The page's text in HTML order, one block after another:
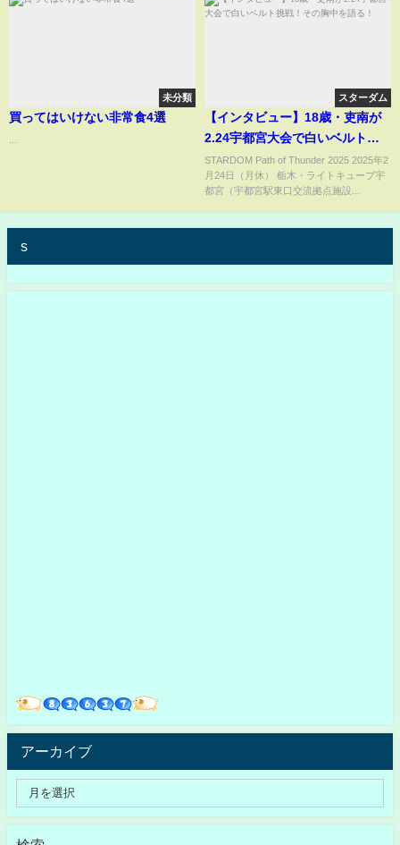
未分類
買ってはいけない非常食4選
スターダム
【インタビュー】18歳・吏南が
2.24宇都宮大会で白いベルト挑
戦！その胸中を語る！
STARDOM Path of Thunder 2025 2025年2
月24日（月休） 栃木・ライトキューブ宇
都宮（宇都宮駅東口交流拠点施設...
s
アーカイブ